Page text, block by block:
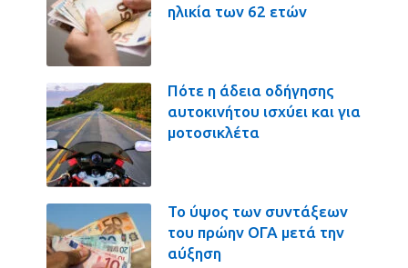
ηλικία των 62 ετών
Πότε η άδεια οδήγησης
αυτοκινήτου ισχύει και για
μοτοσικλέτα
Το ύψος των συντάξεων
του πρώην ΟΓΑ μετά την
αύξηση